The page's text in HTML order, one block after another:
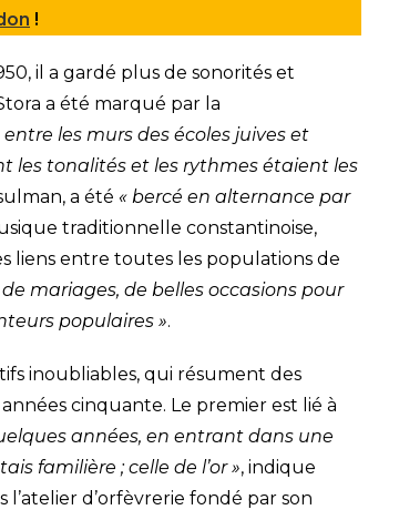
!
il a gardé plus de sonorités et
a été marqué par la
les murs des écoles juives et
les tonalités et les rythmes étaient les
a été « bercé en alternance par
traditionnelle constantinoise,
liens entre toutes les populations de
mariages, de belles occasions pour
populaires ».
inoubliables, qui résument des
cinquante. Le premier est lié à
années, en entrant dans une
familière ; celle de l’or », indique
d’orfèvrerie fondé par son